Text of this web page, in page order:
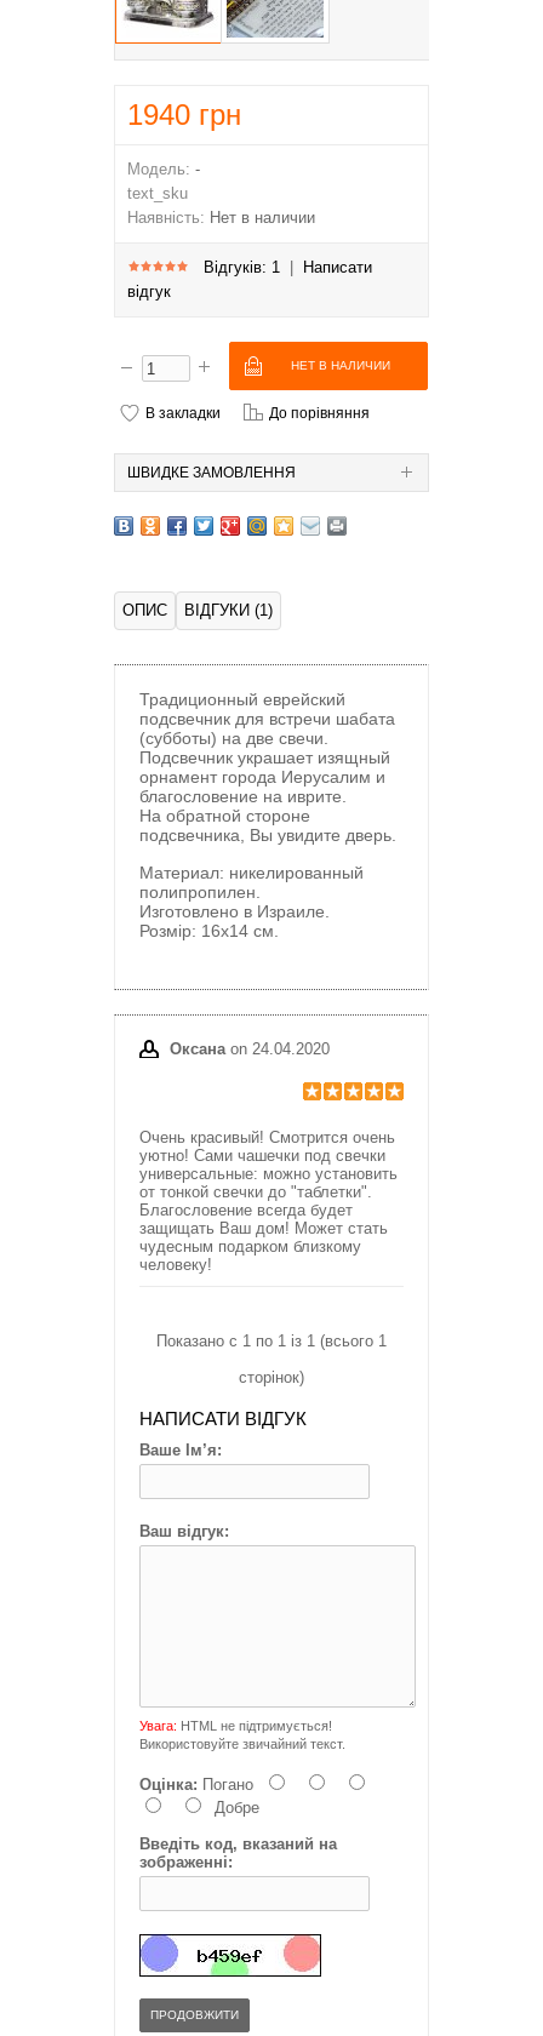
1940 грн
Модель: -
text_sku
Наявність: Нет в наличии
Відгуків: 1
Написати
відгук
В закладки До порівняння
ШВИДКЕ ЗАМОВЛЕННЯ
ОПИС ВІДГУКИ (1)
Традиционный еврейский
подсвечник для встречи шабата
(субботы) на две свечи.
Подсвечник украшает изящный
орнамент города Иерусалим и
благословение на иврите.
На обратной стороне
подсвечника, Вы увидите дверь.
Материал: никелированный
полипропилен.
Изготовлено в Израиле.
Розмір: 16х14 см.
Оксана on 24.04.2020
Очень красивый! Смотрится очень
уютно! Сами чашечки под свечки
универсальные: можно установить
от тонкой свечки до "таблетки".
Благословение всегда будет
защищать Ваш дом! Может стать
чудесным подарком близкому
человеку!
Показано с 1 по 1 із 1 (всього 1
сторінок)
НАПИСАТИ ВІДГУК
Ваше Ім’я:
Ваш відгук:
Увага: HTML не підтримується!
Використовуйте звичайний текст.
Оцінка: Погано
Добре
Введіть код, вказаний на
зображенні:
ПРОДОВЖИТИ